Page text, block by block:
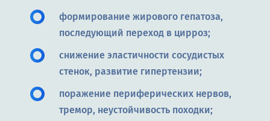
формирование жирового гепатоза,
последующий переход в цирроз;
снижение эластичности сосудистых
стенок, развитие гипертензии;
поражение периферических нервов,
тремор, неустойчивость походки;